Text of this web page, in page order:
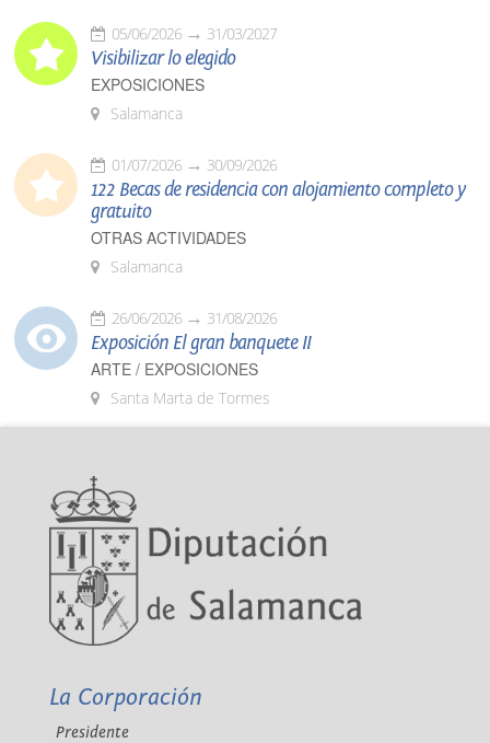
05/06/2026 31/03/2027
Visibilizar lo elegido
EXPOSICIONES
Salamanca
01/07/2026 30/09/2026
122 Becas de residencia con alojamiento completo y
gratuito
OTRAS ACTIVIDADES
Salamanca
26/06/2026 31/08/2026
Exposición El gran banquete II
ARTE / EXPOSICIONES
Santa Marta de Tormes
La Corporación
Presidente